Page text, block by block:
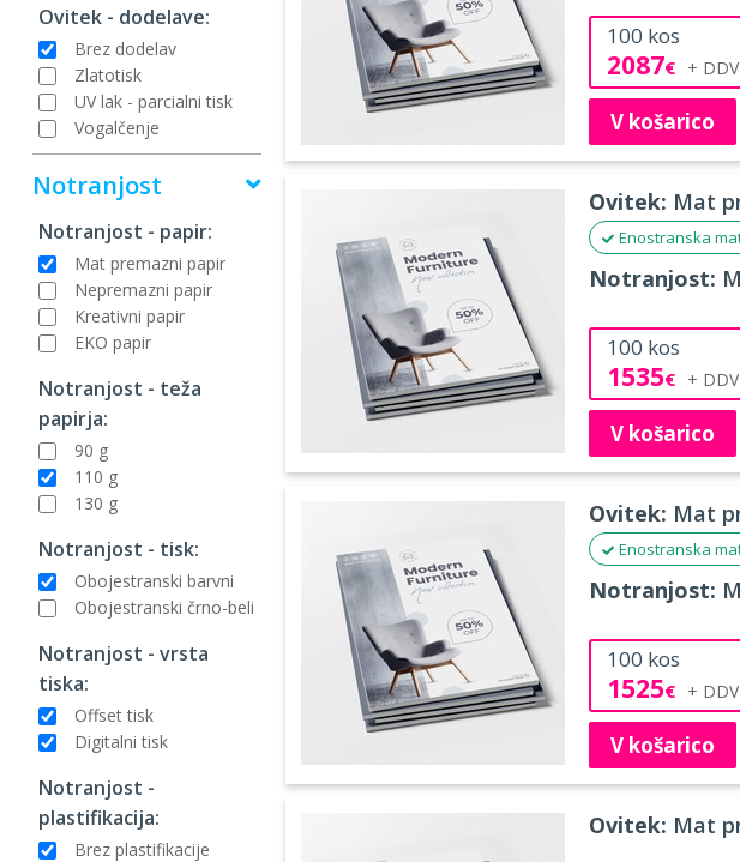
Ovitek - dodelave:
Brez dodelav
Zlatotisk
UV lak - parcialni tisk
Vogalčenje
Notranjost
Notranjost - papir:
Mat premazni papir
Nepremazni papir
Kreativni papir
EKO papir
Notranjost - teža
papirja:
90 g
110 g
130 g
Notranjost - tisk:
Obojestranski barvni
Obojestranski črno-beli
Notranjost - vrsta
tiska:
Offset tisk
Digitalni tisk
Notranjost -
plastifikacija:
Brez plastifikacije
100 kos
2087€
V košarico
Ovitek: Mat
Enostranska
Notranjost:
100 kos
1535€
V košarico
Ovitek: Mat
Enostranska
Notranjost:
100 kos
1525€
V košarico
Ovitek: Mat